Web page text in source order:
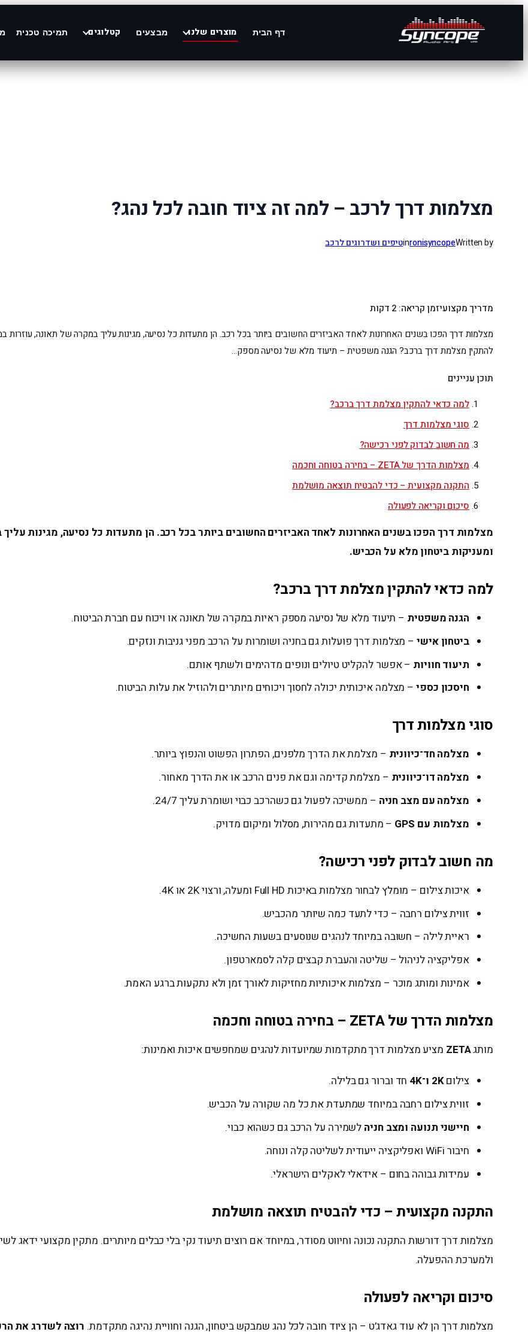
דף הבית מוצרים שלנו מבצעים קטלוגים תמיכה טכנית
לדלג
מצלמות דרך לרכב – למה זה ציוד חובה לכל נהג?
Written by
ronisyncope
inטיפים ושדרוגים לרכב
מדריך מקצועיזמן קריאה: 2 דקות
מצלמות דרך הפכו בשנים האחרונות לאחד האביזרים החשובים ביותר בכל רכב. הן מתעדות כל נסיעה, מגינות עליך במקרה של תאונה,
להתקין מצלמת דרך ברכב? הגנה משפטית – תיעוד מלא של נסיעה מספק…
תוכן עניינים
למה כדאי להתקין מצלמת דרך ברכב?
סוגי מצלמות דרך
מה חשוב לבדוק לפני רכישה?
מצלמות הדרך של ZETA – בחירה בטוחה וחכמה
התקנה מקצועית – כדי להבטיח תוצאה מושלמת
סיכום וקריאה לפעולה
מצלמות דרך הפכו בשנים האחרונות לאחד האביזרים החשובים ביותר בכל רכב. הן מתעדות כל נסיעה, מגינות
ומעניקות ביטחון מלא על הכביש.
למה כדאי להתקין מצלמת דרך ברכב?
הגנה משפטית – תיעוד מלא של נסיעה מספק ראיות במקרה של תאונה או ויכוח עם חברת הביטוח.
ביטחון אישי– מצלמות דרך פועלות גם בחניה ושומרות על הרכב מפני גניבות ונזקים.
תיעוד חוויות – אפשר להקליט טיולים ונופים מדהימים ולשתף אותם.
חיסכון כספי– מצלמה איכותית יכולה לחסוך ויכוחים מיותרים ולהוזיל את עלות הביטוח.
סוגי מצלמות דרך
מצלמה חד־כיוונית – מצלמת את הדרך מלפנים, הפתרון הפשוט והנפוץ ביותר.
מצלמה דו־כיוונית – מצלמת קדימה וגם את פנים הרכב או את הדרך מאחור.
מצלמה עם מצב חניה – ממשיכה לפעול גם כשהרכב כבוי ושומרת עליך 24/7.
מצלמות עם GPS
– מתעדות גם מהירות, מסלול ומיקום מדויק.
מה חשוב לבדוק לפני רכישה?
איכות צילום – מומלץ לבחור מצלמות באיכות Full HD ומעלה, ורצוי 2K או 4K.
זווית צילום רחבה – כדי לתעד כמה שיותר מהכביש.
ראיית לילה – חשובה במיוחד לנהגים שנוסעים בשעות החשיכה.
אפליקציה לניהול – שליטה והעברת קבצים קלה לסמארטפון.
אמינות ומותג מוכר – מצלמות איכותיות מחזיקות לאורך זמן ולא נתקעות ברגע האמת.
מצלמות הדרך של ZETA – בחירה בטוחה וחכמה
מותגZETA מציע מצלמות דרך מתקדמות שמיועדות לנהגים שמחפשים איכות ואמינות:
צילום2K ו־4K
חד וברור גם בלילה.
זווית צילום רחבה במיוחד שמתעדת את כל מה שקורה על הכביש.
חיישני תנועה ומצב חניה לשמירה על הרכב גם כשהוא כבוי.
חיבור WiFi ואפליקציה ייעודית לשליטה קלה ונוחה.
עמידות גבוהה בחום – אידאלי לאקלים הישראלי.
התקנה מקצועית – כדי להבטיח תוצאה מושלמת
מצלמות דרך דורשות התקנה נכונה וחיווט מסודר, במיוחד אם רוצים תיעוד נקי בלי כבלים מיותרים. מתקין מקצועי ידאג
ולמערכת ההפעלה.
סיכום וקריאה לפעולה
מצלמות דרך הן לא עוד גאדג’ט – הן ציוד חובה לכל נהג שמבקש ביטחון, הגנה וחוויית נהיגה מתקדמת. רוצה לשדרג את